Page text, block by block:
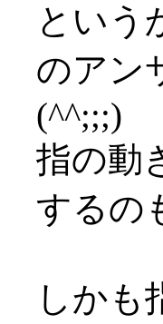
という
のアン
(^^;;;)
指の動
するの
しかも